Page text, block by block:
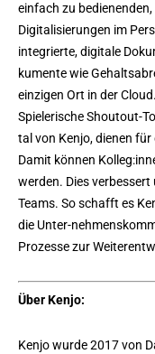
einfach zu
Digitalisierungen im
integrierte, digitale
kumente wie
einzigen Ort in der
Spielerische Shoutout-
tal von Kenjo, dienen
Damit können
werden. Dies
Teams. So schafft es
die Unter-
Prozesse zur
Über Kenjo:
Kenjo wurde 2017 von